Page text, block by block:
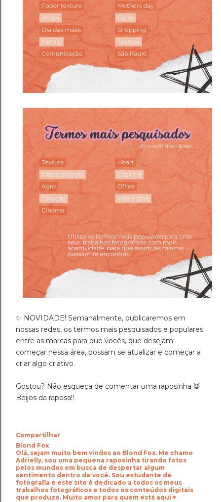
✨ NOVIDADE! Semanalmente, publicaremos em
nossas redes, os termos mais pesquisados e populares
entre as marcas para que vocês, que desejam
começar nessa área, possam se atualizar e começar a
criar algo criativo.
Gostou? Não esqueça de comentar uma raposinha 🦊
Beijos da raposa!!
Compartilhar
Blond Fox
Olá, sejam muito bem vindos ao Blond Fox. Me chamo
Adrielly, sou uma pequena raposinha tirando fotos
pelos mundos em busca de despertar algum
sentimento dentro de você. Sou estudante de
fotografia e este site é dedicado a todos os meus
trabalhos fotográficos e todos os conteúdos digitais
que produzo. Muito amor para quem está aqui ♥